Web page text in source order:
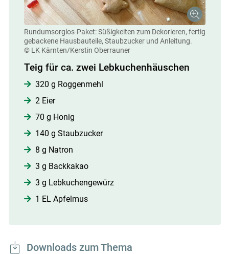
Rundumsorglos-Paket: Süßigkeiten zum Dekorieren, fertig
gebackene Hausbauteile, Staubzucker und Anleitung.
© LK Kärnten/Kerstin Oberrauner
Teig für ca. zwei Lebkuchenhäuschen
320 g Roggenmehl
2 Eier
70 g Honig
140 g Staubzucker
8 g Natron
3 g Backkakao
3 g Lebkuchengewürz
1 EL Apfelmus
Downloads zum Thema